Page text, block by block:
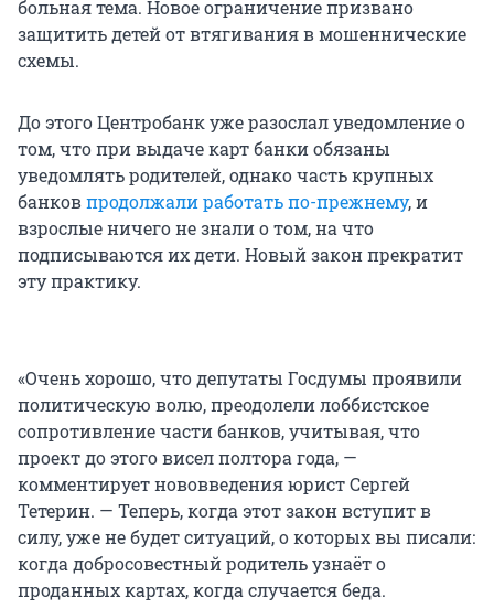
больная тема. Новое ограничение призвано
защитить детей от втягивания в мошеннические
схемы.
До этого Центробанк уже разослал уведомление о
том, что при выдаче карт банки обязаны
уведомлять родителей, однако часть крупных
банковпродолжали работать по-прежнему, и
взрослые ничего не знали о том, на что
подписываются их дети. Новый закон прекратит
эту практику.
«Очень хорошо, что депутаты Госдумы проявили
политическую волю, преодолели лоббистское
сопротивление части банков, учитывая, что
проект до этого висел полтора года, —
комментирует нововведения юрист Сергей
Тетерин. — Теперь, когда этот закон вступит в
силу, уже не будет ситуаций, о которых вы писали:
когда добросовестный родитель узнаёт о
проданных картах, когда случается беда.